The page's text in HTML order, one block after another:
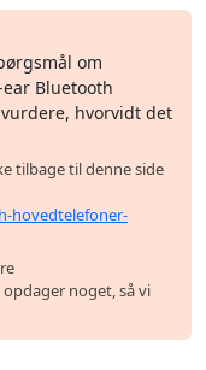
om
Bluetooth
hvorvidt det
tilbage til denne side
hovedtelefoner-
opdager noget, så vi